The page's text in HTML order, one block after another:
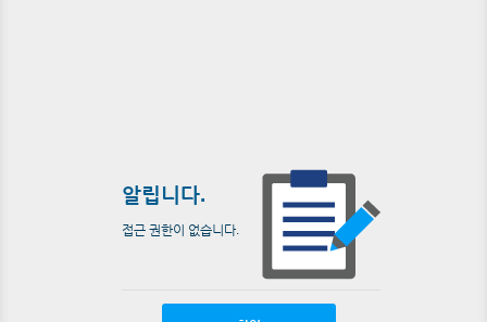
알립니다.
접근 권한이 없습니다.